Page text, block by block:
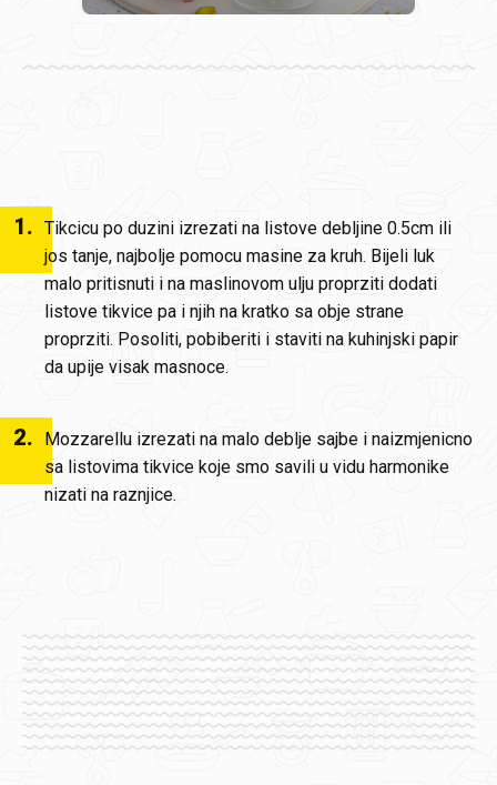
1. Tikcicu po duzini izrezati na listove debljine 0.5cm ili
jos tanje, najbolje pomocu masine za kruh. Bijeli luk
malo pritisnuti i na maslinovom ulju proprziti dodati
listove tikvice pa i njih na kratko sa obje strane
proprziti. Posoliti, pobiberiti i staviti na kuhinjski papir
da upije visak masnoce.
2.
Mozzarellu izrezati na malo deblje sajbe i naizmjenicno
sa listovima tikvice koje smo savili u vidu harmonike
nizati na raznjice.